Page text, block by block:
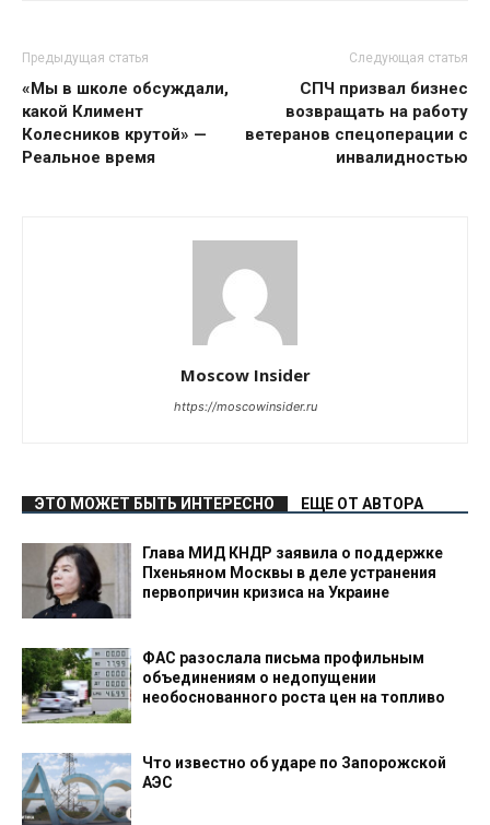
Предыдущая статья
«Мы в школе обсуждали,
какой Климент
Колесников крутой» —
Реальное время
Следующая статья
СПЧ призвал бизнес
возвращать на работу
ветеранов спецоперации с
инвалидностью
Moscow Insider
https://moscowinsider.ru
ЭТО МОЖЕТ БЫТЬ ИНТЕРЕСНО ЕЩЕ ОТ АВТОРА
Глава МИД КНДР заявила о поддержке
Пхеньяном Москвы в деле устранения
первопричин кризиса на Украине
ФАС разослала письма профильным
объединениям о недопущении
необоснованного роста цен на топливо
Что известно об ударе по Запорожской
АЭС